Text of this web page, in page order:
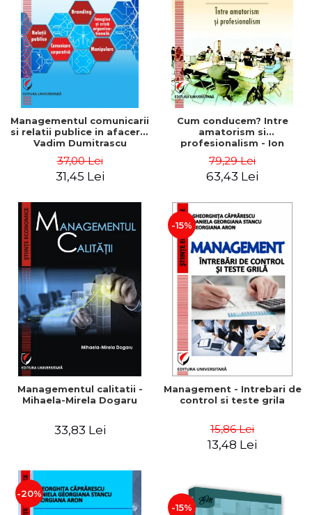
ADMINISTRATIVE
ȘTIINȚE ECONOMICE
ȘTIINȚE EXACTE
EDUCAȚIE FIZICĂ ȘI SPORT
PREUNIVERSITARIA
TIMP LIBER
ÎN CURS DE APARIȚIE
NOUTĂȚI
PACHETE DE STUDIU
PROMOȚIILE LUNII
ULTIMELE EXEMPLARE
Cum Cumpăr
Livrare
Politica de Retur
Formular de Retur
Distribuitori
Managementul comunicarii
si relatii publice in afaceri -
Vadim Dumitrascu
37,00 Lei
31,45 Lei
Cum conducem? Intre
amatorism si
profesionalism - Ion
79,29 Lei
63,43 Lei
Managementul calitatii -
Mihaela-Mirela Dogaru
33,83 Lei
-15%
Management - Intrebari de
control si teste grila
15,86 Lei
13,48 Lei
-20%
-15%